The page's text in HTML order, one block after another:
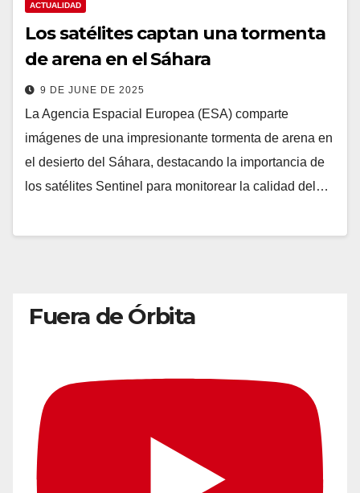
ACTUALIDAD
Los satélites captan una tormenta
de arena en el Sáhara
9 DE JUNE DE 2025
La Agencia Espacial Europea (ESA) comparte
imágenes de una impresionante tormenta de arena en
el desierto del Sáhara, destacando la importancia de
los satélites Sentinel para monitorear la calidad del…
Fuera de Órbita